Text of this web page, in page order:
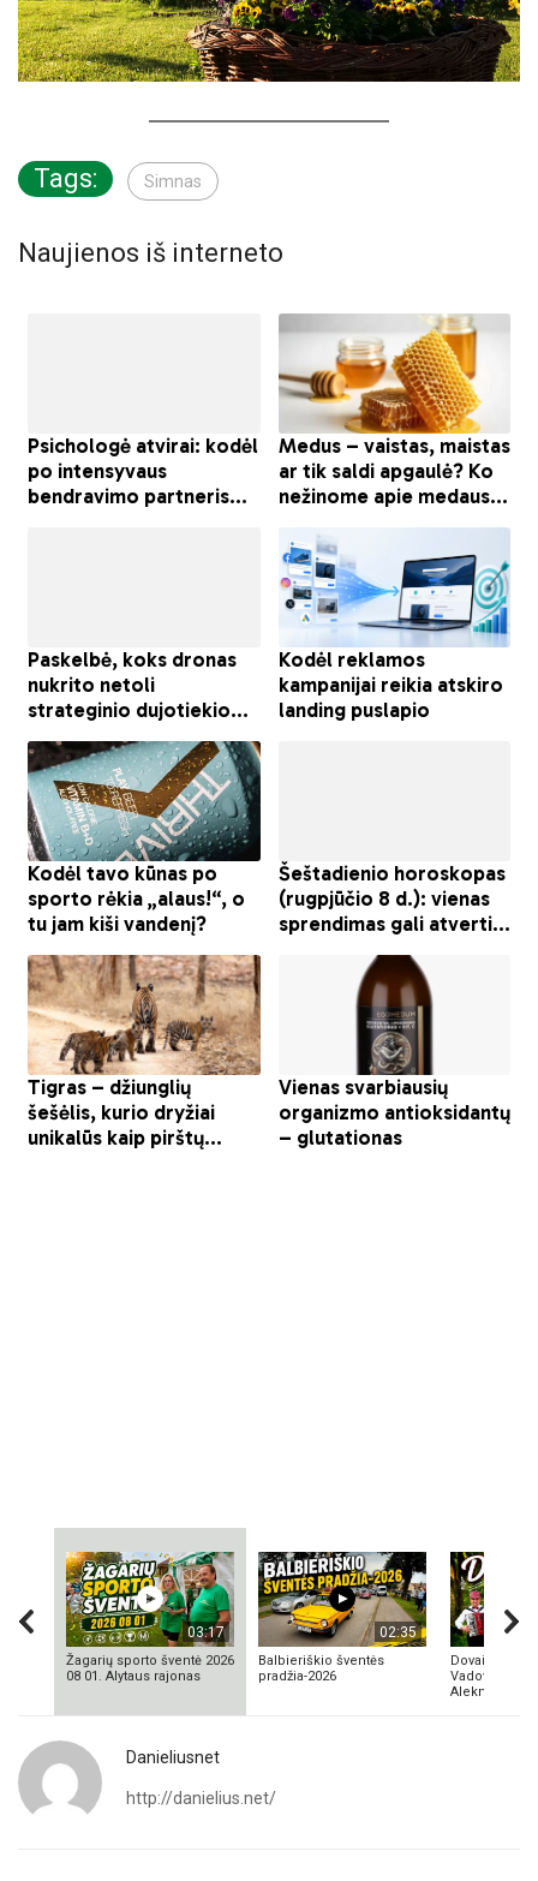
Tags: Simnas
Naujienos iš interneto
03:17
Žagarių sporto šventė 2026
08 01. Alytaus rajonas
02:35
Balbieriškio šventės
pradžia-2026
Dovainonių
Vadovas
Aleknavičius
Danieliusnet
http://danielius.net/